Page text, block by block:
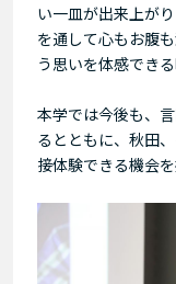
い一皿が出来上が
を通して心もお腹
う思いを体感でき
本学では今後も、
るとともに、秋田
接体験できる機会